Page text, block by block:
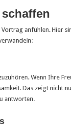
anfühlen. Hier
Wenn Ihre
Das zeigt nicht
antworten.